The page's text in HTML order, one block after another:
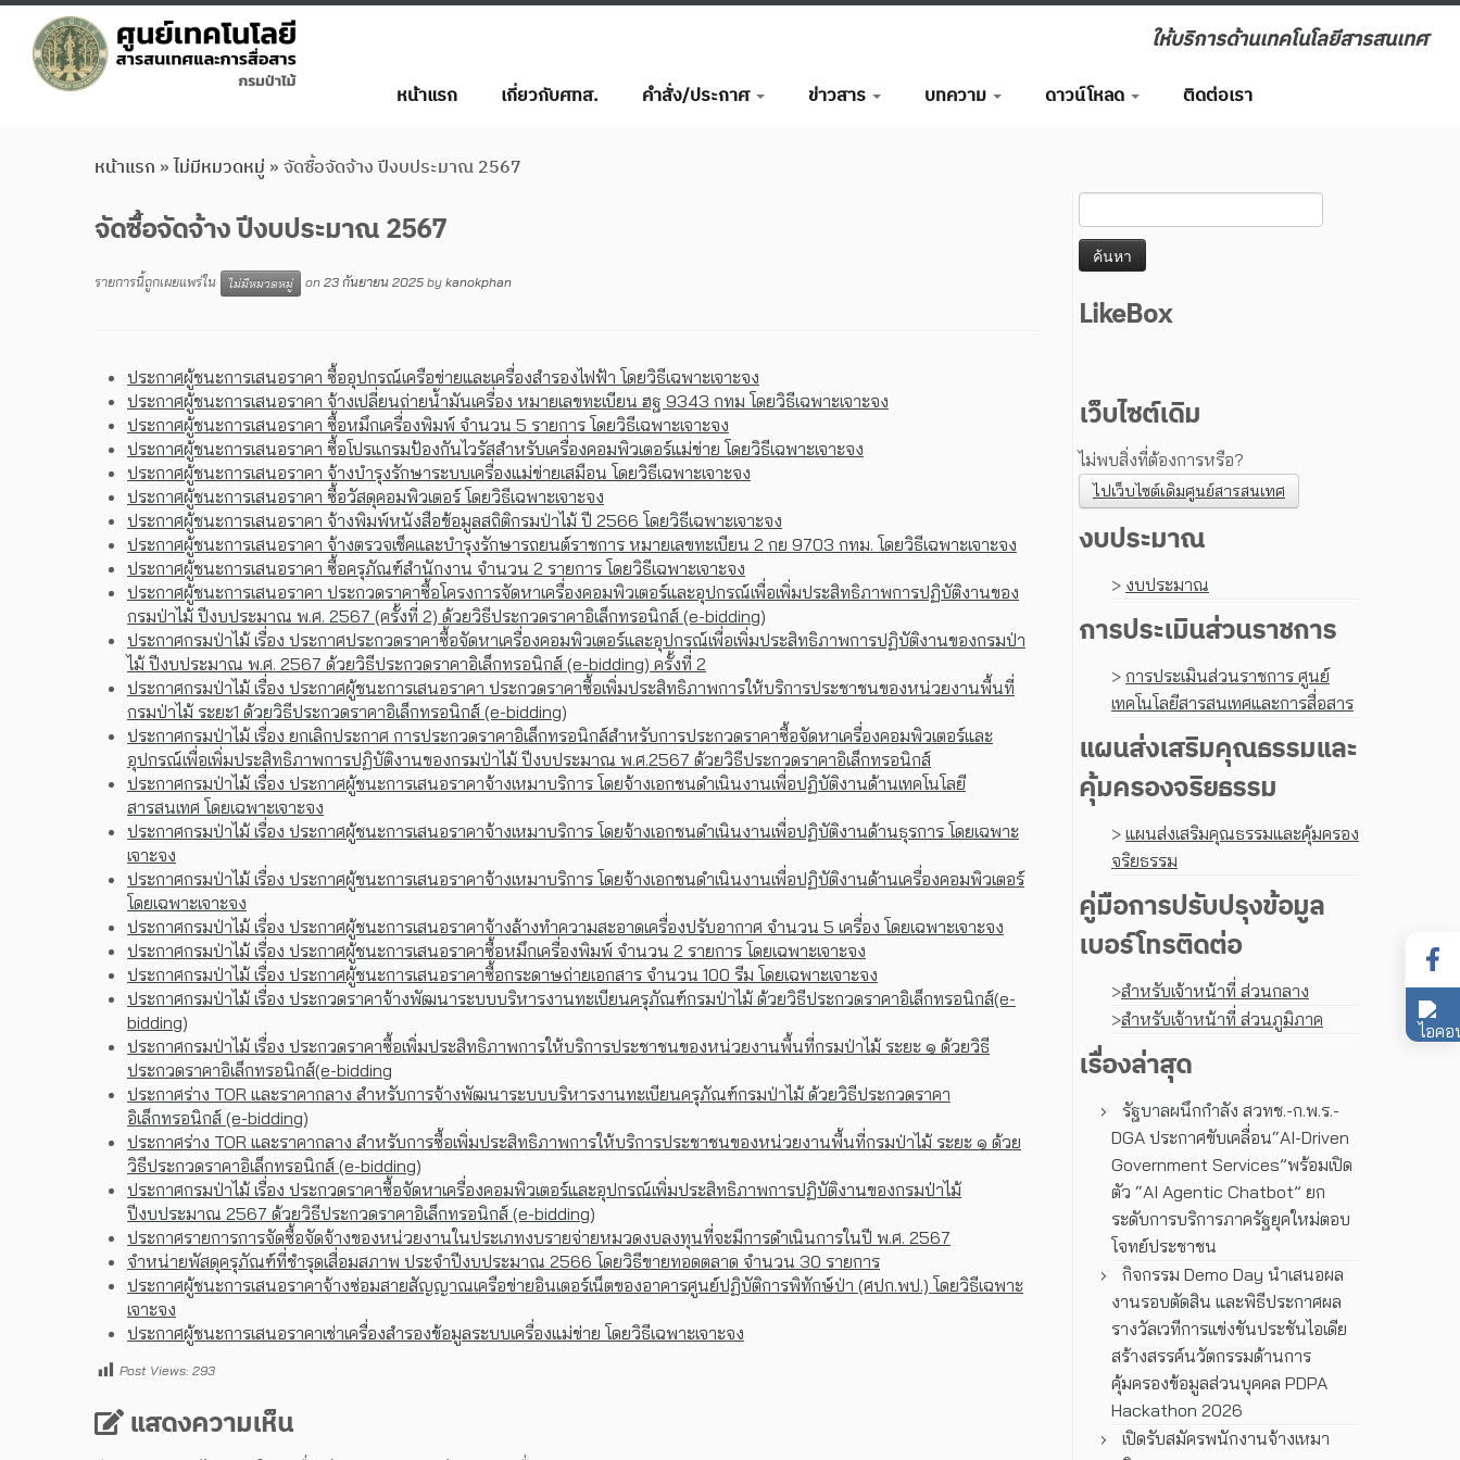
ให้บริการด้านเทคโนโลยีสารสนเทศ
หน้าแรก เกี่ยวกับศทส. คำสั่ง/ประกาศ ข่าวสาร บทความ ดาวน์โหลด ติดต่อเรา
หน้าแรก »ไม่มีหมวดหมู่ »จัดซื้อจัดจ้าง ปีงบประมาณ 2567
จัดซื้อจัดจ้าง ปีงบประมาณ 2567
รายการนี้ถูกเผยแพร่ใน ไม่มีหมวดหมู่ on 23 กันยายน 2025 by kanokphan
ประกาศผู้ชนะการเสนอราคา ซื้ออุปกรณ์เครือข่ายและเครื่องสำรองไฟฟ้า โดยวิธีเฉพาะเจาะจง
ประกาศผู้ชนะการเสนอราคา จ้างเปลี่ยนถ่ายน้ำมันเครื่อง หมายเลขทะเบียน ฮฐ 9343 กทม โดยวิธีเฉพาะเจาะจง
ประกาศผู้ชนะการเสนอราคา ซื้อหมึกเครื่องพิมพ์ จำนวน 5 รายการ โดยวิธีเฉพาะเจาะจง
ประกาศผู้ชนะการเสนอราคา ซื้อโปรแกรมป้องกันไวรัสสำหรับเครื่องคอมพิวเตอร์แม่ข่าย โดยวิธีเฉพาะเจาะจง
ประกาศผู้ชนะการเสนอราคา จ้างบำรุงรักษาระบบเครื่องแม่ข่ายเสมือน โดยวิธีเฉพาะเจาะจง
ประกาศผู้ชนะการเสนอราคา ซื้อวัสดุคอมพิวเตอร์ โดยวิธีเฉพาะเจาะจง
ประกาศผู้ชนะการเสนอราคา จ้างพิมพ์หนังสือข้อมูลสถิติกรมป่าไม้ ปี 2566 โดยวิธีเฉพาะเจาะจง
ประกาศผู้ชนะการเสนอราคา จ้างตรวจเช็คและบำรุงรักษารถยนต์ราชการ หมายเลขทะเบียน 2 กย 9703 กทม. โดยวิธีเฉพาะเจาะจง
ประกาศผู้ชนะการเสนอราคา ซื้อครุภัณฑ์สำนักงาน จำนวน 2 รายการ โดยวิธีเฉพาะเจาะจง
ประกาศผู้ชนะการเสนอราคา ประกวดราคาซื้อโครงการจัดหาเครื่องคอมพิวเตอร์และอุปกรณ์เพื่อเพิ่มประสิทธิภาพการปฏิบัติงานของ
กรมป่าไม้ ปีงบประมาณ พ.ศ. 2567 (ครั้งที่ 2) ด้วยวิธีประกวดราคาอิเล็กทรอนิกส์ (e-bidding)
ประกาศกรมป่าไม้ เรื่อง ประกาศประกวดราคาซื้อจัดหาเครื่องคอมพิวเตอร์และอุปกรณ์เพื่อเพิ่มประสิทธิภาพการปฏิบัติงานของกรมป่า
ไม้ ปีงบประมาณ พ.ศ. 2567 ด้วยวิธีประกวดราคาอิเล็กทรอนิกส์ (e-bidding) ครั้งที่ 2
ประกาศกรมป่าไม้ เรื่อง ประกาศผู้ชนะการเสนอราคา ประกวดราคาซื้อเพิ่มประสิทธิภาพการให้บริการประชาชนของหน่วยงานพื้นที่
กรมป่าไม้ ระยะ1 ด้วยวิธีประกวดราคาอิเล็กทรอนิกส์ (e-bidding)
ประกาศกรมป่าไม้ เรื่อง ยกเลิกประกาศ การประกวดราคาอิเล็กทรอนิกส์สำหรับการประกวดราคาซื้อจัดหาเครื่องคอมพิวเตอร์และ
อุปกรณ์เพื่อเพิ่มประสิทธิภาพการปฏิบัติงานของกรมป่าไม้ ปีงบประมาณ พ.ศ.2567 ด้วยวิธีประกวดราคาอิเล็กทรอนิกส์
ประกาศกรมป่าไม้ เรื่อง ประกาศผู้ชนะการเสนอราคาจ้างเหมาบริการ โดยจ้างเอกชนดำเนินงานเพื่อปฏิบัติงานด้านเทคโนโลยี
สารสนเทศ โดยเฉพาะเจาะจง
ประกาศกรมป่าไม้ เรื่อง ประกาศผู้ชนะการเสนอราคาจ้างเหมาบริการ โดยจ้างเอกชนดำเนินงานเพื่อปฏิบัติงานด้านธุรการ โดยเฉพาะ
เจาะจง
ประกาศกรมป่าไม้ เรื่อง ประกาศผู้ชนะการเสนอราคาจ้างเหมาบริการ โดยจ้างเอกชนดำเนินงานเพื่อปฏิบัติงานด้านเครื่องคอมพิวเตอร์
โดยเฉพาะเจาะจง
ประกาศกรมป่าไม้ เรื่อง ประกาศผู้ชนะการเสนอราคาจ้างล้างทำความสะอาดเครื่องปรับอากาศ จำนวน 5 เครื่อง โดยเฉพาะเจาะจง
ประกาศกรมป่าไม้ เรื่อง ประกาศผู้ชนะการเสนอราคาซื้อหมึกเครื่องพิมพ์ จำนวน 2 รายการ โดยเฉพาะเจาะจง
ประกาศกรมป่าไม้ เรื่อง ประกาศผู้ชนะการเสนอราคาซื้อกระดาษถ่ายเอกสาร จำนวน 100 รีม โดยเฉพาะเจาะจง
ประกาศกรมป่าไม้ เรื่อง ประกวดราคาจ้างพัฒนาระบบบริหารงานทะเบียนครุภัณฑ์กรมป่าไม้ ด้วยวิธีประกวดราคาอิเล็กทรอนิกส์(e-
bidding)
ประกาศกรมป่าไม้ เรื่อง ประกวดราคาซื้อเพิ่มประสิทธิภาพการให้บริการประชาชนของหน่วยงานพื้นที่กรมป่าไม้ ระยะ ๑ ด้วยวิธี
ประกวดราคาอิเล็กทรอนิกส์(e-bidding
ประกาศร่าง TOR และราคากลาง สำหรับการจ้างพัฒนาระบบบริหารงานทะเบียนครุภัณฑ์กรมป่าไม้ ด้วยวิธีประกวดราคา
อิเล็กทรอนิกส์ (e-bidding)
ประกาศร่าง TOR และราคากลาง สำหรับการซื้อเพิ่มประสิทธิภาพการให้บริการประชาชนของหน่วยงานพื้นที่กรมป่าไม้ ระยะ ๑ ด้วย
วิธีประกวดราคาอิเล็กทรอนิกส์ (e-bidding)
ประกาศกรมป่าไม้ เรื่อง ประกวดราคาซื้อจัดหาเครื่องคอมพิวเตอร์และอุปกรณ์เพิ่มประสิทธิภาพการปฏิบัติงานของกรมป่าไม้
ปีงบประมาณ 2567 ด้วยวิธีประกวดราคาอิเล็กทรอนิกส์ (e-bidding)
ประกาศรายการการจัดซื้อจัดจ้างของหน่วยงานในประเภทงบรายจ่ายหมวดงบลงทุนที่จะมีการดำเนินการในปี พ.ศ. 2567
จำหน่ายพัสดุครุภัณฑ์ที่ชำรุดเสื่อมสภาพ ประจำปีงบประมาณ 2566 โดยวิธีขายทอดตลาด จำนวน 30 รายการ
ประกาศผู้ชนะการเสนอราคาจ้างซ่อมสายสัญญาณเครือข่ายอินเตอร์เน็ตของอาคารศูนย์ปฏิบัติการพิทักษ์ป่า (ศปก.พป.) โดยวิธีเฉพาะ
เจาะจง
ประกาศผู้ชนะการเสนอราคาเช่าเครื่องสำรองข้อมูลระบบเครื่องแม่ข่าย โดยวิธีเฉพาะเจาะจง
Post Views: 293
แสดงความเห็น
LikeBox
เว็บไซต์เดิม
ไม่พบสิ่งที่ต้องการหรือ?
ไปเว็บไซต์เดิมศูนย์สารสนเทศ
งบประมาณ
> งบประมาณ
การประเมินส่วนราชการ
> การประเมินส่วนราชการ ศูนย์
เทคโนโลยีสารสนเทศและการสื่อสาร
แผนส่งเสริมคุณธรรมและ
คุ้มครองจริยธรรม
> แผนส่งเสริมคุณธรรมและคุ้มครอง
จริยธรรม
คู่มือการปรับปรุงข้อมูล
เบอร์โทรติดต่อ
>สำหรับเจ้าหน้าที่ ส่วนกลาง
>สำหรับเจ้าหน้าที่ ส่วนภูมิภาค
เรื่องล่าสุด
รัฐบาลผนึกกำลัง สวทช.-ก.พ.ร.-
DGA ประกาศขับเคลื่อน“AI-Driven
Government Services”พร้อมเปิด
ตัว “AI Agentic Chatbot” ยก
ระดับการบริการภาครัฐยุคใหม่ตอบ
โจทย์ประชาชน
กิจกรรม Demo Day นำเสนอผล
งานรอบตัดสิน และพิธีประกาศผล
รางวัลเวทีการแข่งขันประชันไอเดีย
สร้างสรรค์นวัตกรรมด้านการ
คุ้มครองข้อมูลส่วนบุคคล PDPA
Hackathon 2026
เปิดรับสมัครพนักงานจ้างเหมา